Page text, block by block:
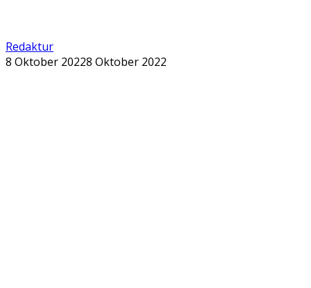
Redaktur
8 Oktober 20228 Oktober 2022